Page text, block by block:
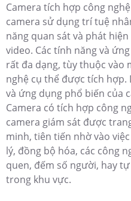
Camera tích hợp công
camera sử dụng trí tuệ
năng quan sát và phát
video. Các tính năng và
rất đa dạng, tùy thuộc vào
nghệ cụ thể được tích
và ứng dụng phổ biến của
Camera có tích hợp công
camera giám sát được
minh, tiên tiến nhờ vào
lý, đồng bộ hóa, các công
quen, đếm số người, hay
trong khu vực.